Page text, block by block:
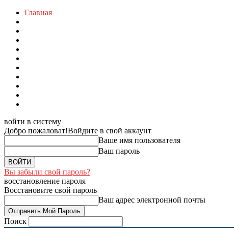
Главная
войти в систему
Добро пожаловат!Войдите в свой аккаунт
Ваше имя пользователя
Ваш пароль
Вы забыли свой пароль?
восстановление пароля
Восстановите свой пароль
Ваш адрес электронной почты
Поиск